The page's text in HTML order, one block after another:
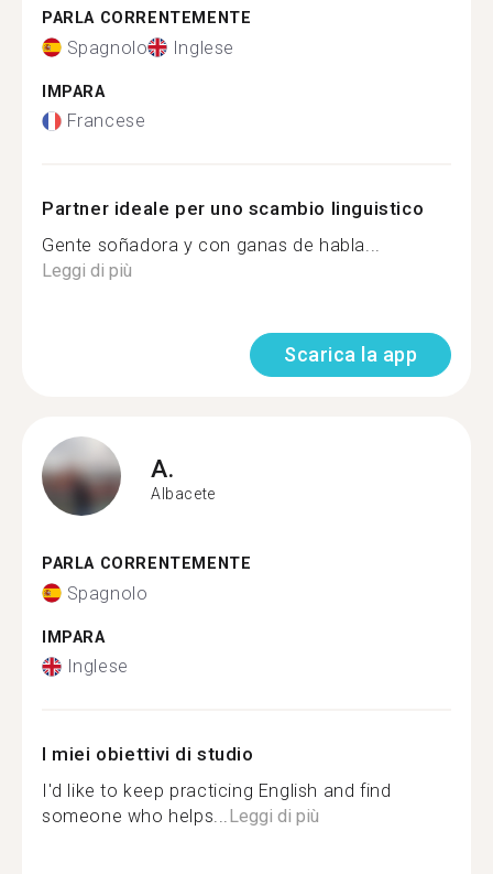
PARLA CORRENTEMENTE
Spagnolo Inglese
IMPARA
Francese
Partner ideale per uno scambio linguistico
Gente soñadora y con ganas de habla...
Leggi di più
Scarica la app
A.
Albacete
PARLA CORRENTEMENTE
Spagnolo
IMPARA
Inglese
I miei obiettivi di studio
I'd like to keep practicing English and find
someone who helps...Leggi di più